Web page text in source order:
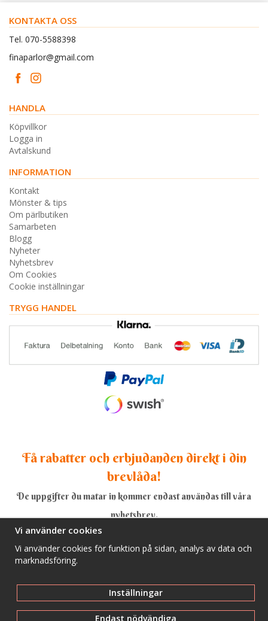
KONTAKTA OSS
Tel. 070-5588398
finaparlor@gmail.com
HANDLA
Köpvillkor
Logga in
Avtalskund
INFORMATION
Kontakt
Mönster & tips
Om pärlbutiken
Samarbeten
Blogg
Nyheter
Nyhetsbrev
Om Cookies
Cookie inställningar
TRYGG HANDEL
Få rabatter och erbjudanden direkt i din
brevlåda!
De uppgifter du matar in kommer endast användas till våra
nyhetsbrev.
Vi använder cookies
Vi använder cookies för funktion på sidan, analys av data och
marknadsföring.
Inställningar
Endast nödvändiga